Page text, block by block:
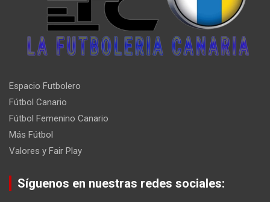
Espacio Futbolero
Fútbol Canario
Fútbol Femenino Canario
Más Fútbol
Valores y Fair Play
Síguenos en nuestras redes sociales: